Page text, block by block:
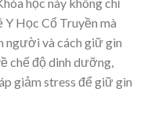
Học Cổ Truyền mà
người và cách giữ gìn
chế độ dinh dưỡng,
giảm stress để giữ gìn